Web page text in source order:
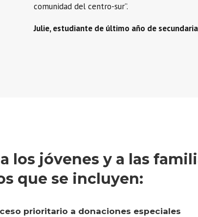
comunidad del centro-sur”.
Julie, estudiante de último año de secundaria
los jóvenes y a las
que se incluyen:
prioritario a donaciones especiales